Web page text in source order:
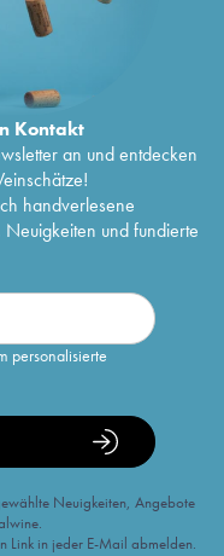
Kontakt
an und entdecken
handverlesene
und fundierte
personalisierte
Neuigkeiten, Angebote
Link in jeder E-Mail abmelden.